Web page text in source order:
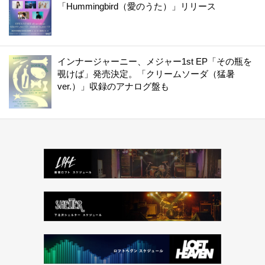
「Hummingbird（愛のうた）」リリース
インナージャーニー、メジャー1st EP「その瓶を
覗けば」発売決定。「クリームソーダ（猛暑
ver.）」収録のアナログ盤も